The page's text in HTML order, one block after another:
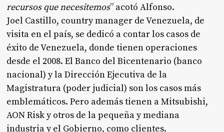
recursos que necesitemos” acotó Alfonso.
Joel Castillo, country manager de Venezuela, de
visita en el país, se dedicó a contar los casos de
éxito de Venezuela, donde tienen operaciones
desde el 2008. El Banco del Bicentenario (banco
nacional) y la Dirección Ejecutiva de la
Magistratura (poder judicial) son los casos más
emblemáticos. Pero además tienen a Mitsubishi,
AON Risk y otros de la pequeña y mediana
industria y el Gobierno, como clientes.